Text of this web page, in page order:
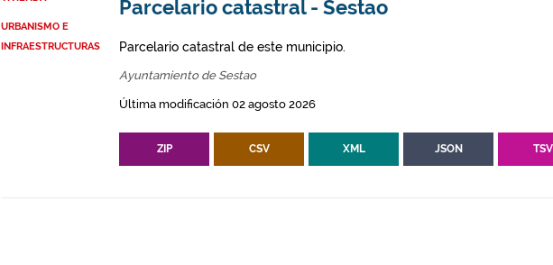
URBANISMO E
INFRAESTRUCTURAS
Parcelario catastral - Sestao
Parcelario catastral de este municipio.
Ayuntamiento de Sestao
Última modificación 02 agosto 2026
ZIP CSV XML JSON TSV